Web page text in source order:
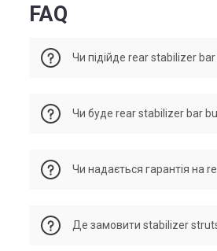
FAQ
Чи підійде rear stabilizer
11, 7L8505465B, 7L8 505 465 B,
Чи буде rear stabilizer bar
більш еластична та витривала
Чи надається гарантія на
Де замовити stabilizer struts